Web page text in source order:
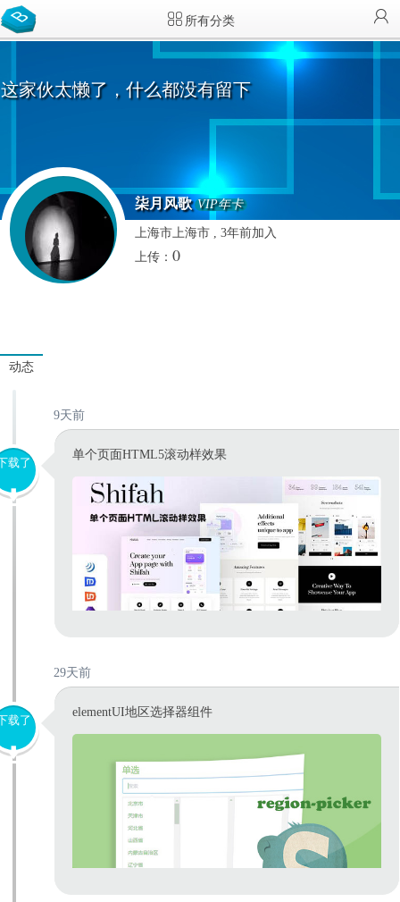
所有分类
这家伙太懒了，什么都没有留下
柒月风歌 VIP年卡
上海市上海市 , 3年前加入
上传： 0
动态
9天前
载了
单个页面HTML5滚动样效果
29天前
载了
elementUI地区选择器组件